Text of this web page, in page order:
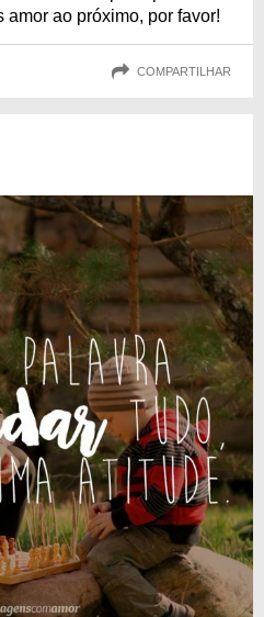
amor ao próximo, por favor!
COMPARTILHAR